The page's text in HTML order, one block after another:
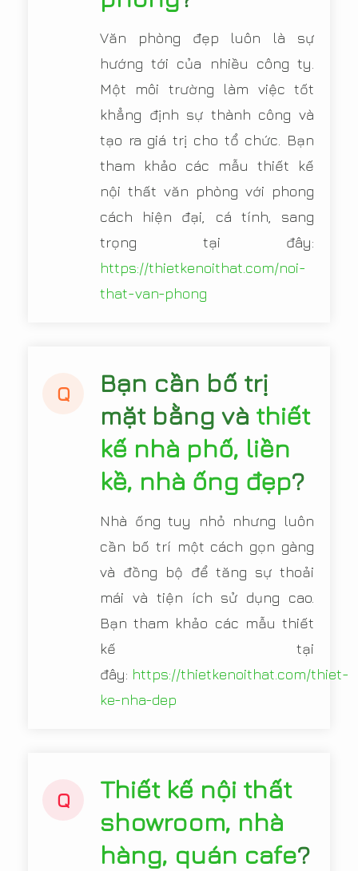
Văn phòng đẹp luôn là sự
hướng tới của nhiều công ty.
Một môi trường làm việc tốt
khẳng định sự thành công và
tạo ra giá trị cho tổ chức. Bạn
tham khảo các mẫu thiết kế
nội thất văn phòng với phong
cách hiện đại, cá tính, sang
trọng tại đây:
https://thietkenoithat.com/noi-
that-van-phong
Q
Bạn cần bố trị
mặt bằng và thiết
kế nhà phố, liền
kề, nhà ống đẹp?
Nhà ống tuy nhỏ nhưng luôn
cần bố trí một cách gọn gàng
và đồng bộ để tăng sự thoải
mái và tiện ích sử dụng cao.
Bạn tham khảo các mẫu thiết
kế tại
đây: https://thietkenoithat.com/thiet-
ke-nha-dep
Q
Thiết kế nội thất
showroom, nhà
hàng, quán cafe?